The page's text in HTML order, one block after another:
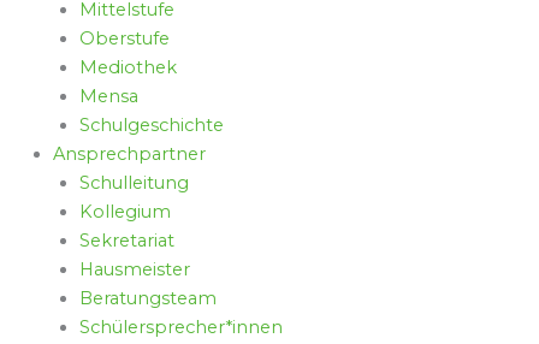
Mittelstufe
Oberstufe
Mediothek
Mensa
Schulgeschichte
Ansprechpartner
Schulleitung
Kollegium
Sekretariat
Hausmeister
Beratungsteam
Schülersprecher*innen